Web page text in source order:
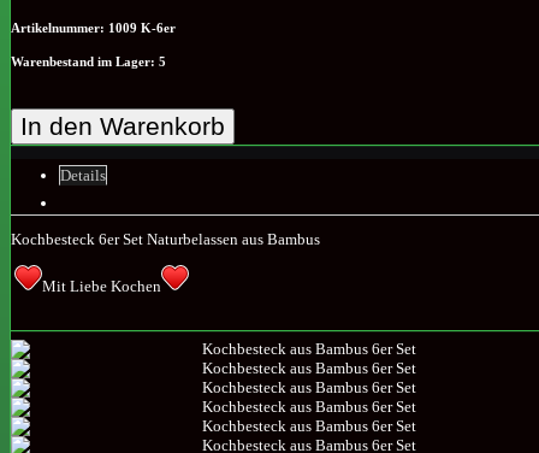
Artikelnummer: 1009 K-6er
Warenbestand im Lager: 5
In den Warenkorb
Details
Kochbesteck 6er Set Naturbelassen aus Bambus
Mit Liebe Kochen